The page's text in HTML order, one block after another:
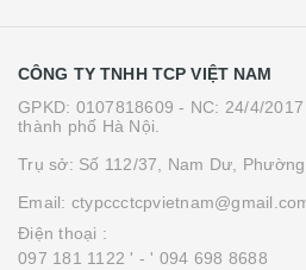
CÔNG TY TNHH TCP VIỆT NAM
GPKD: 0107818609 - NC: 24/4/
thành phố Hà Nội.
Trụ sở: Số 112/37, Nam Dư,
Email:
Điện thoại :
097 181 1122 ' - ' 094 698 8688